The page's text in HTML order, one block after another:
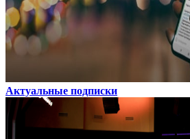
Актуальные подписки